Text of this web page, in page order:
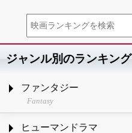
ジャンル別のランキング
ファンタジー
Fantasy
ヒューマンドラマ